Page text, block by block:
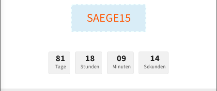
Länge (mm):
Stärken + Zahnteilung:
mm
Bandmesser Glatt Meterware
Konvex Meterware
SAEGE15
81
Tage
18
Stunden
09
Minuten
13
Sekunden